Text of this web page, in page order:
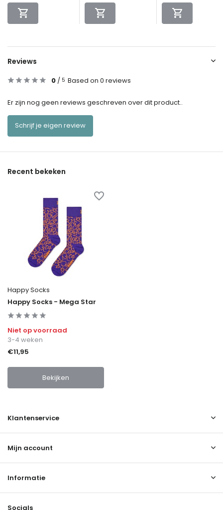
Reviews
0 / 5 Based on 0 reviews
Er zijn nog geen reviews geschreven over dit product..
Schrijf je eigen review
Recent bekeken
Happy Socks
Happy Socks - Mega Star
Niet op voorraad
3-4 weken
€11,95
Bekijken
Klantenservice
Mijn account
Informatie
Socials